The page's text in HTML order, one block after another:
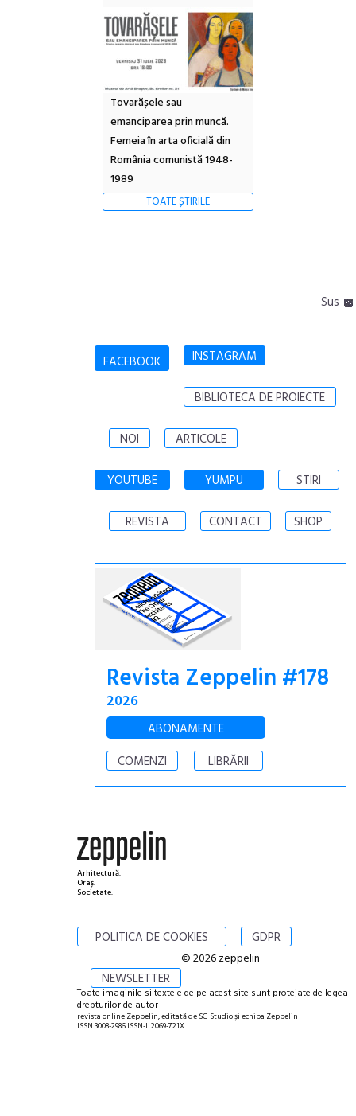
Tovarășele sau
emanciparea prin muncă.
Femeia în arta oficială din
România comunistă 1948-
1989
TOATE ȘTIRILE
Sus
FACEBOOK INSTAGRAM
BIBLIOTECA DE PROIECTE
NOI ARTICOLE
YOUTUBE YUMPU STIRI
REVISTA CONTACT SHOP
Revista Zeppelin #178
2026
ABONAMENTE
COMENZI
LIBRĂRII
Arhitectură.
Oraș.
Societate.
POLITICA DE COOKIES GDPR
NEWSLETTER
© 2026 zeppelin
Toate imaginile si textele de pe acest site sunt protejate de legea
drepturilor de autor
revista online Zeppelin, editată de SG Studio și echipa Zeppelin
ISSN 3008-2986 ISSN-L 2069-721X